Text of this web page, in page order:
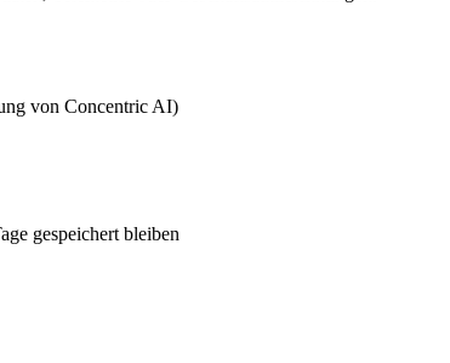
von Concentric AI)
gespeichert bleiben